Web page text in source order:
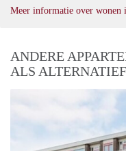
Meer informatie over wonen
ANDERE
ALS